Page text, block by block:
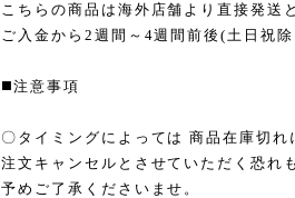
こちらの商品は海外店舗より直接発送
ご入金から2週間～4週間前後(土日祝除
◼️注意事項
〇タイミングによっては 商品在庫切れ
注文キャンセルとさせていただく恐れ
予めご了承くださいませ。